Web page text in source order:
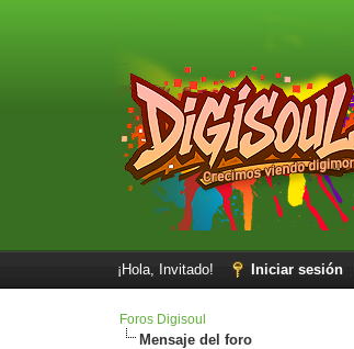
¡Hola, Invitado! Iniciar sesión
Foros Digisoul
Mensaje del foro